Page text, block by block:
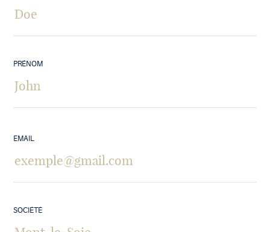
PRÉNOM
EMAIL
SOCIÉTÉ